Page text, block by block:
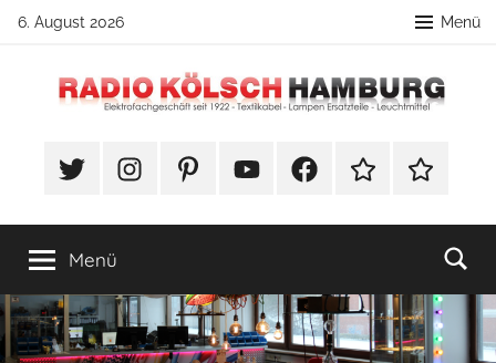
Zum
springen
6. August 2026 Menü
Radio
Hamburg
Lampenbau
#TwitterInstagramPinterestYouTubeFacebookTikTok Webshop
Menü